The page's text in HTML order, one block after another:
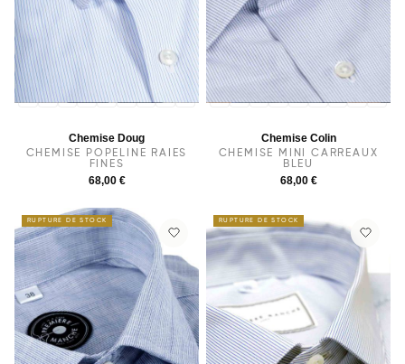
36 37 38 40 39 41 42 43 44
Chemise Doug
CHEMISE POPELINE RAIES
FINES
68,00 €
36 37 38 39 40 41 42 43 44
Chemise Colin
CHEMISE MINI CARREAUX
BLEU
68,00 €
RUPTURE DE STOCK RUPTURE DE STOCK